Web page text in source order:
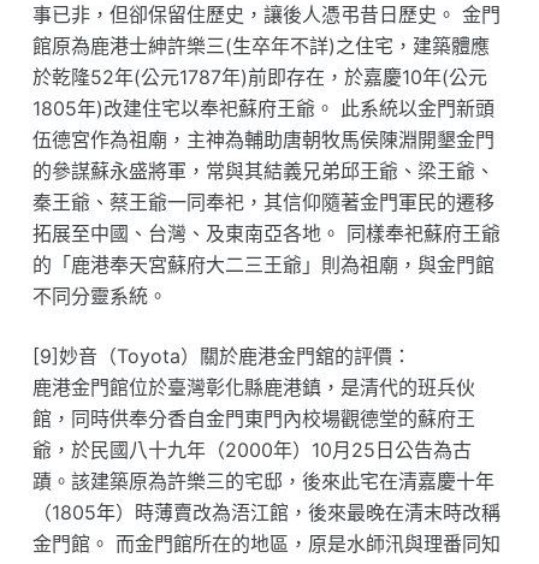
事已非，但卻保留住歷史，讓後人憑弔昔日歷史。 金門
館原為鹿港士紳許樂三(生卒年不詳)之住宅，建築體應
於乾隆52年(公元1787年)前即存在，於嘉慶10年(公元
1805年)改建住宅以奉祀蘇府王爺。 此系統以金門新頭
伍德宮作為祖廟，主神為輔助唐朝牧馬侯陳淵開墾金門
的參謀蘇永盛將軍，常與其結義兄弟邱王爺、梁王爺、
秦王爺、蔡王爺一同奉祀，其信仰隨著金門軍民的遷移
拓展至中國、台灣、及東南亞各地。 同樣奉祀蘇府王爺
的「鹿港奉天宮蘇府大二三王爺」則為祖廟，與金門館
不同分靈系統。
[9]妙音（Toyota）關於鹿港金門舘的評價：
鹿港金門館位於臺灣彰化縣鹿港鎮，是清代的班兵伙
館，同時供奉分香自金門東門內校場觀德堂的蘇府王
爺，於民國八十九年（2000年）10月25日公告為古
蹟。該建築原為許樂三的宅邸，後來此宅在清嘉慶十年
（1805年）時薄賣改為浯江館，後來最晚在清末時改稱
金門館。 而金門館所在的地區，原是水師汛與理番同知